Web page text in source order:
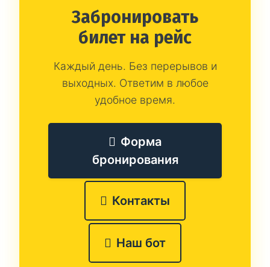
Забронировать
билет на рейс
Каждый день. Без перерывов и
выходных. Ответим в любое
удобное время.
Форма
бронирования
Контакты
Наш бот